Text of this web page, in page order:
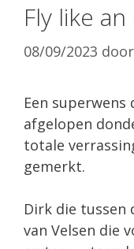
Fly like
08/09/2023 door
Een
afgelopen
totale
gemerkt.
Dirk die tussen
van Velsen die